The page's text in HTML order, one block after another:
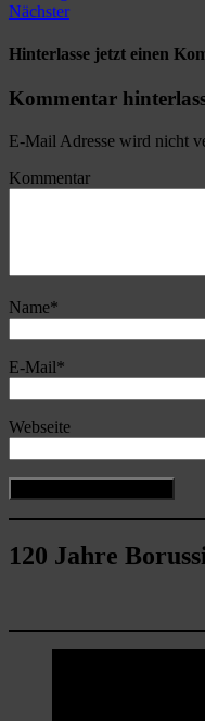
Nächster
Hinterlasse jetzt einen
Kommentar
E-Mail Adresse wird nicht
Kommentar
Name*
E-Mail*
Webseite
120 Jahre